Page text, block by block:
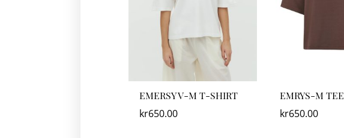
EMERSY V-M T-SHIRT
kr650.00
EMRYS-M TEE
kr650.00